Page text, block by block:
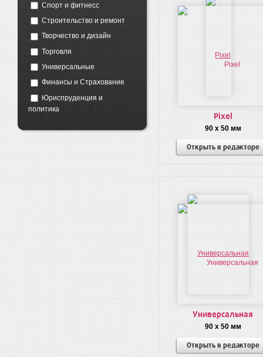
Спорт и фитнесс
Строительство и ремонт
Творчество и дизайн
Торговля
Универсальные
Финансы и Страхование
Юриспруденция и
политика
Pixel
90 x 50 мм
Открыть в редакторе
Универсальная
90 x 50 мм
Открыть в редакторе